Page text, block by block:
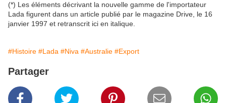
(*) Les éléments décrivant la nouvelle gamme de l'importateur
Lada figurent dans un article publié par le magazine Drive, le 16
janvier 1997 et retranscrit ici en italique.
#Histoire #Lada #Niva #Australie #Export
Partager